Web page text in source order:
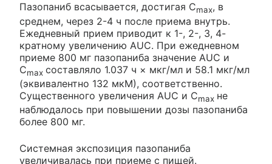
Пазопаниб всасывается, достигая Сmax, в
среднем, через 2-4 ч после приема внутрь.
Ежедневный прием приводит к 1-, 2-, 3, 4-
кратному увеличению AUC. При ежедневном
приеме 800 мг пазопаниба значение AUC и
Сmax составляло 1.037 ч × мкг/мл и 58.1 мкг/мл
(эквивалентно 132 мкМ), соответственно.
Существенного увеличения AUC и Сmax не
наблюдалось при повышении дозы пазопаниба
более 800 мг.
Системная экспозиция пазопаниба
увеличивалась при приеме с пищей.